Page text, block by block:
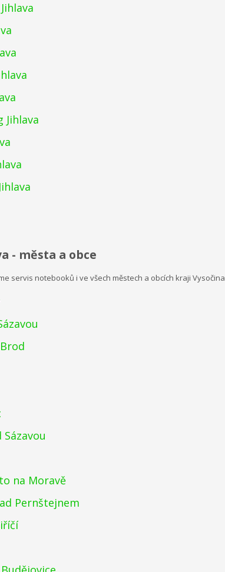
Jihlava
- města a obce
servis notebooků i ve všech městech a obcích kraji Vysočina
na Moravě
Pernštejnem